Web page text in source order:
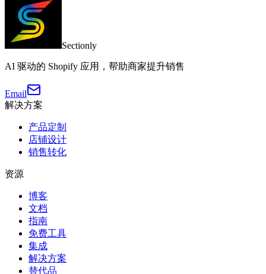
Sectionly
AI 驱动的 Shopify 应用，帮助商家提升销售
Email
解决方案
产品定制
店铺设计
销售转化
资源
博客
文档
指南
免费工具
集成
解决方案
替代品